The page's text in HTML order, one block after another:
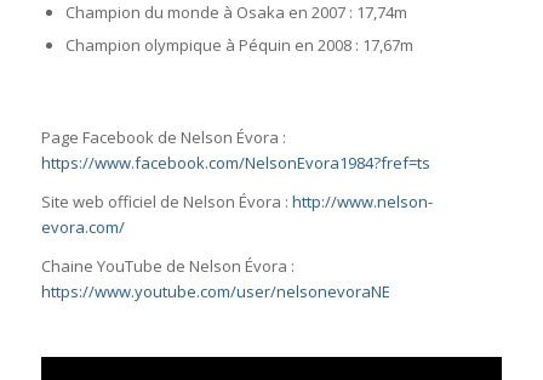
Champion du monde à Osaka en 2007 : 17,74m
Champion olympique à Péquin en 2008 : 17,67m
Page Facebook de Nelson Évora :
https://www.facebook.com/NelsonEvora1984?fref=ts
Site web officiel de Nelson Évora : http://www.nelson-
evora.com/
Chaine YouTube de Nelson Évora :
https://www.youtube.com/user/nelsonevoraNE